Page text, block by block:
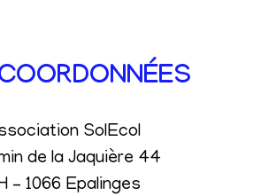
SolEcol
de la Jaquière 44
– 1066 Epalinges